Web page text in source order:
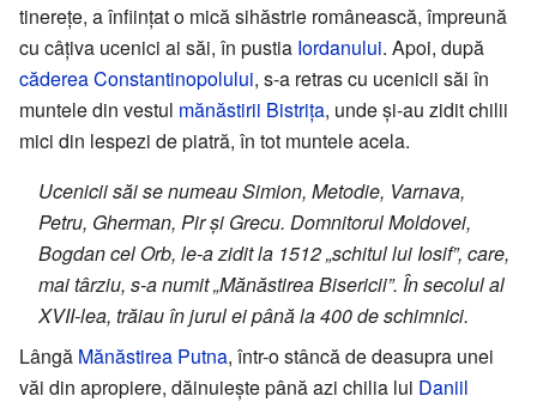
tinerețe, a înființat o mică sihăstrie românească, împreună
cu câțiva ucenici ai săi, în pustia Iordanului. Apoi, după
căderea Constantinopolului, s-a retras cu ucenicii săi în
muntele din vestul mănăstirii Bistrița, unde și-au zidit chilii
mici din lespezi de piatră, în tot muntele acela.
Ucenicii săi se numeau Simion, Metodie, Varnava,
Petru, Gherman, Pir și Grecu. Domnitorul Moldovei,
Bogdan cel Orb, le-a zidit la 1512 „schitul lui Iosif”, care,
mai târziu, s-a numit „Mănăstirea Bisericii”. În secolul al
XVII-lea, trăiau în jurul ei până la 400 de schimnici.
Lângă Mănăstirea Putna, într-o stâncă de deasupra unei
văi din apropiere, dăinuiește până azi chilia lui Daniil